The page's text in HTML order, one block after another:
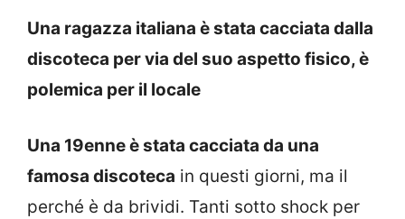
Una ragazza italiana è stata cacciata dalla
discoteca per via del suo aspetto fisico, è
polemica per il locale
Una 19enne è stata cacciata da una
famosa discoteca in questi giorni, ma il
perché è da brividi. Tanti sotto shock per